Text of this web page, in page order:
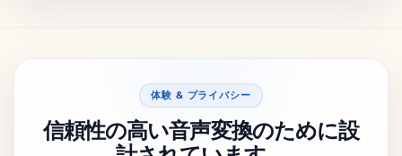
体験 & プライバシー
信頼性の高い音声変換のために設